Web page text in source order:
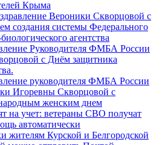
Крыма
Вероники Скворцовой с
создания системы Федерального
агентства
Руководителя ФМБА России
с Днём защитника
руководителя ФМБА России
Игоревны Скворцовой с
женским днем
на учет: ветераны СВО получат
автоматически
жителям Курской и Белгородской